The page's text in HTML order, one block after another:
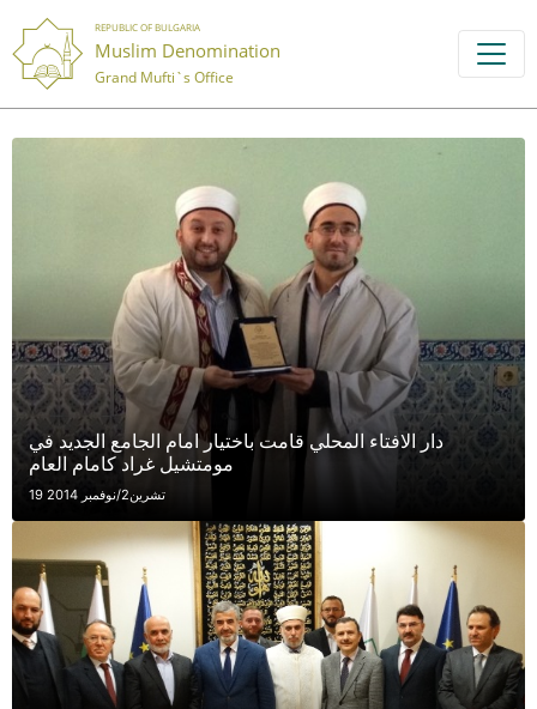
REPUBLIC OF BULGARIA
Muslim Denomination
Grand Mufti`s Office
دار الافتاء المحلي قامت باختيار امام الجامع الجديد في
مومتشيل غراد كامام العام
19 تشرين2/نوفمبر 2014